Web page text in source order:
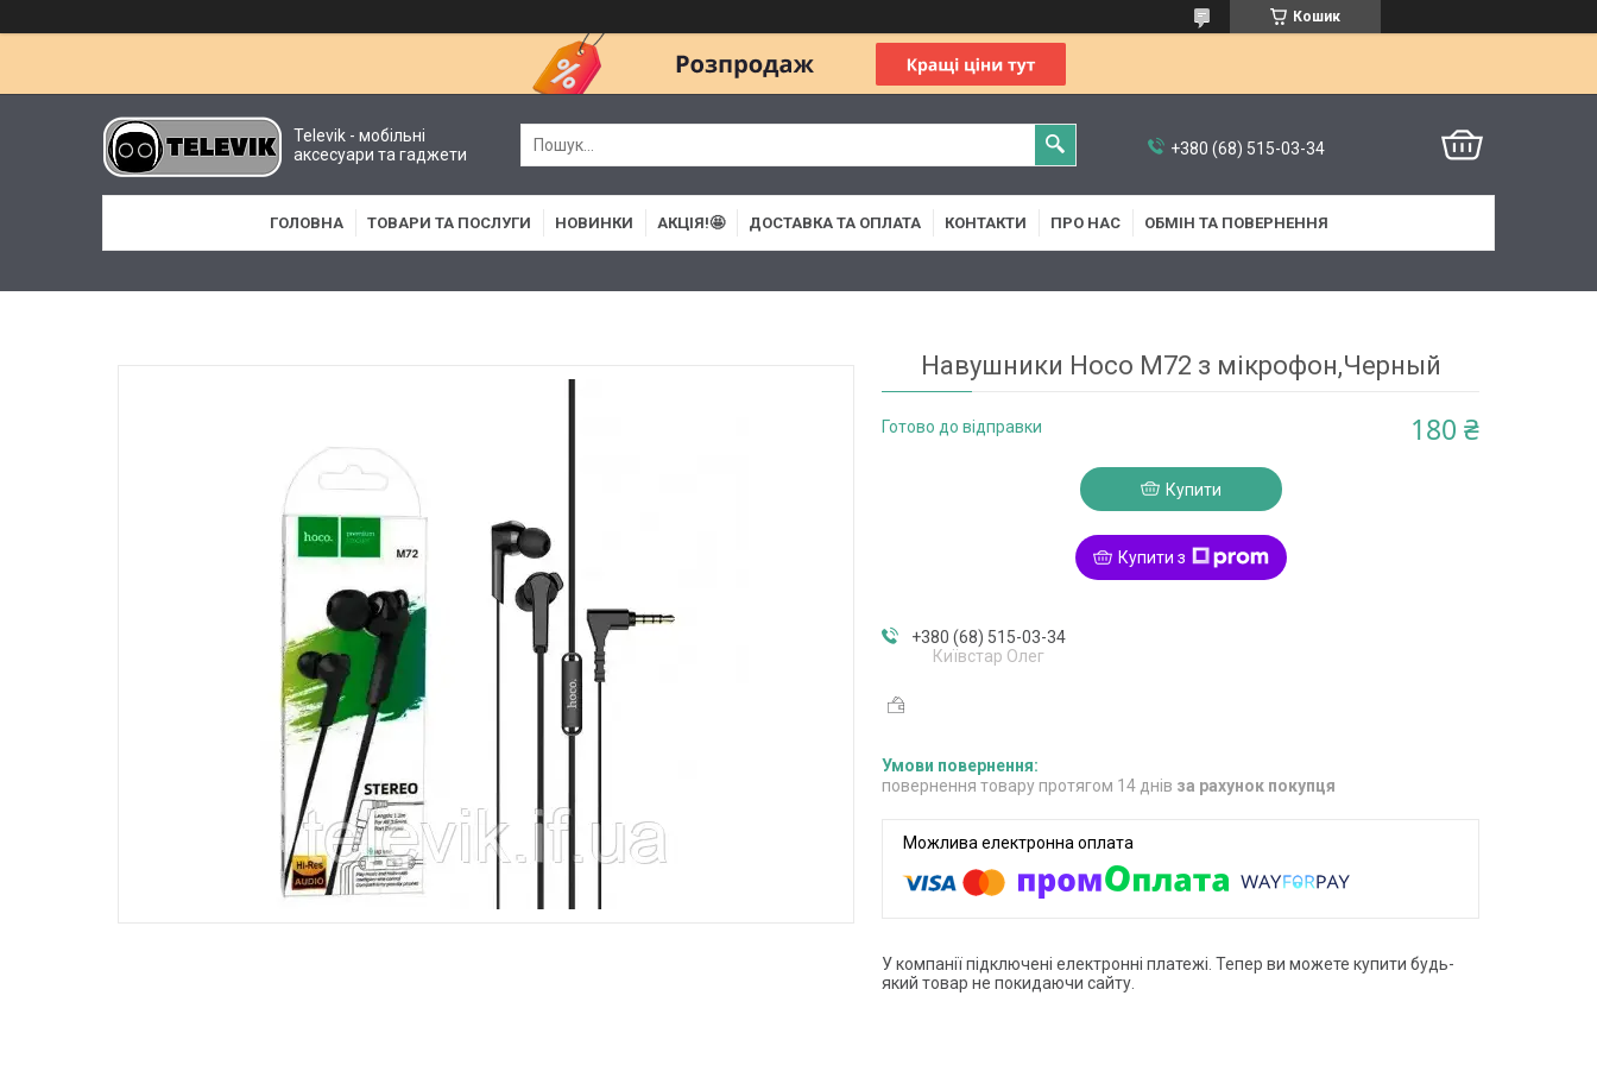
Кошик
Televik - мобільні
аксесуари та гаджети
+380 (68) 515-03-34
ГОЛОВНА ТОВАРИ ТА ПОСЛУГИ НОВИНКИ АКЦІЯ!🤩 ДОСТАВКА ТА ОПЛАТА КОНТАКТИ ПРО НАС ОБМІН ТА ПОВЕРНЕННЯ
Навушники Hoco M72 з мікрофон,Черный
Готово до відправки 180 ₴
Купити
Купити з
+380 (68) 515-03-34
Київстар Олег
повернення товару протягом 14 днів за рахунок покупця
У компанії підключені електронні платежі. Тепер ви можете купити будь-
який товар не покидаючи сайту.